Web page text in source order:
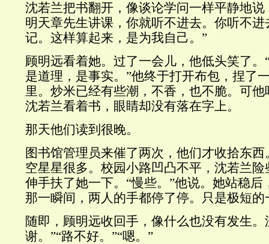
沈若兰把书翻开，像谈论学问一样平静地说
明天章先生讲课，你就听不进去。你听不
记。这样算起来，是为我自己。”
顾明远看着她。过了一会儿，他低头笑了。
是道理，是事实。”他终于打开布包，捏了
里。炒米已经有些潮，不香，也不脆。可
沈若兰看着书，眼睛却没有落在字上。
那天他们读到很晚。
图书馆管理员来催了两次，他们才收拾东
空星星很多。校园小路凹凸不平，沈若兰
伸手扶了她一下。“慢些。”他说。她站稳
那一瞬间，两人的手都停了停。只是极短的
随即，顾明远收回手，像什么也没有发生
谢。”“路不好。”“嗯。”